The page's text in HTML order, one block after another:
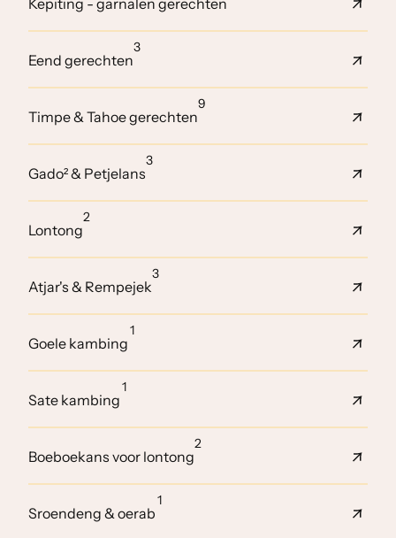
Kepiting - garnalen gerechten
Eend gerechten
3
Timpe & Tahoe gerechten
9
Gado² & Petjelans
3
Lontong
2
Atjar's & Rempejek
3
Goele kambing
1
Sate kambing
1
Boeboekans voor lontong
2
Sroendeng & oerab
1